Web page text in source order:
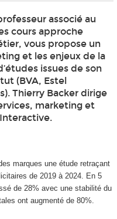
associé au
cours approche
vous propose un
et les enjeux de la
issues de son
(BVA, Estel
Thierry Backer dirige
marketing et
marques une étude retraçant
de 2019 à 2024. En 5
de 28% avec une stabilité du
ont augmenté de 80%.